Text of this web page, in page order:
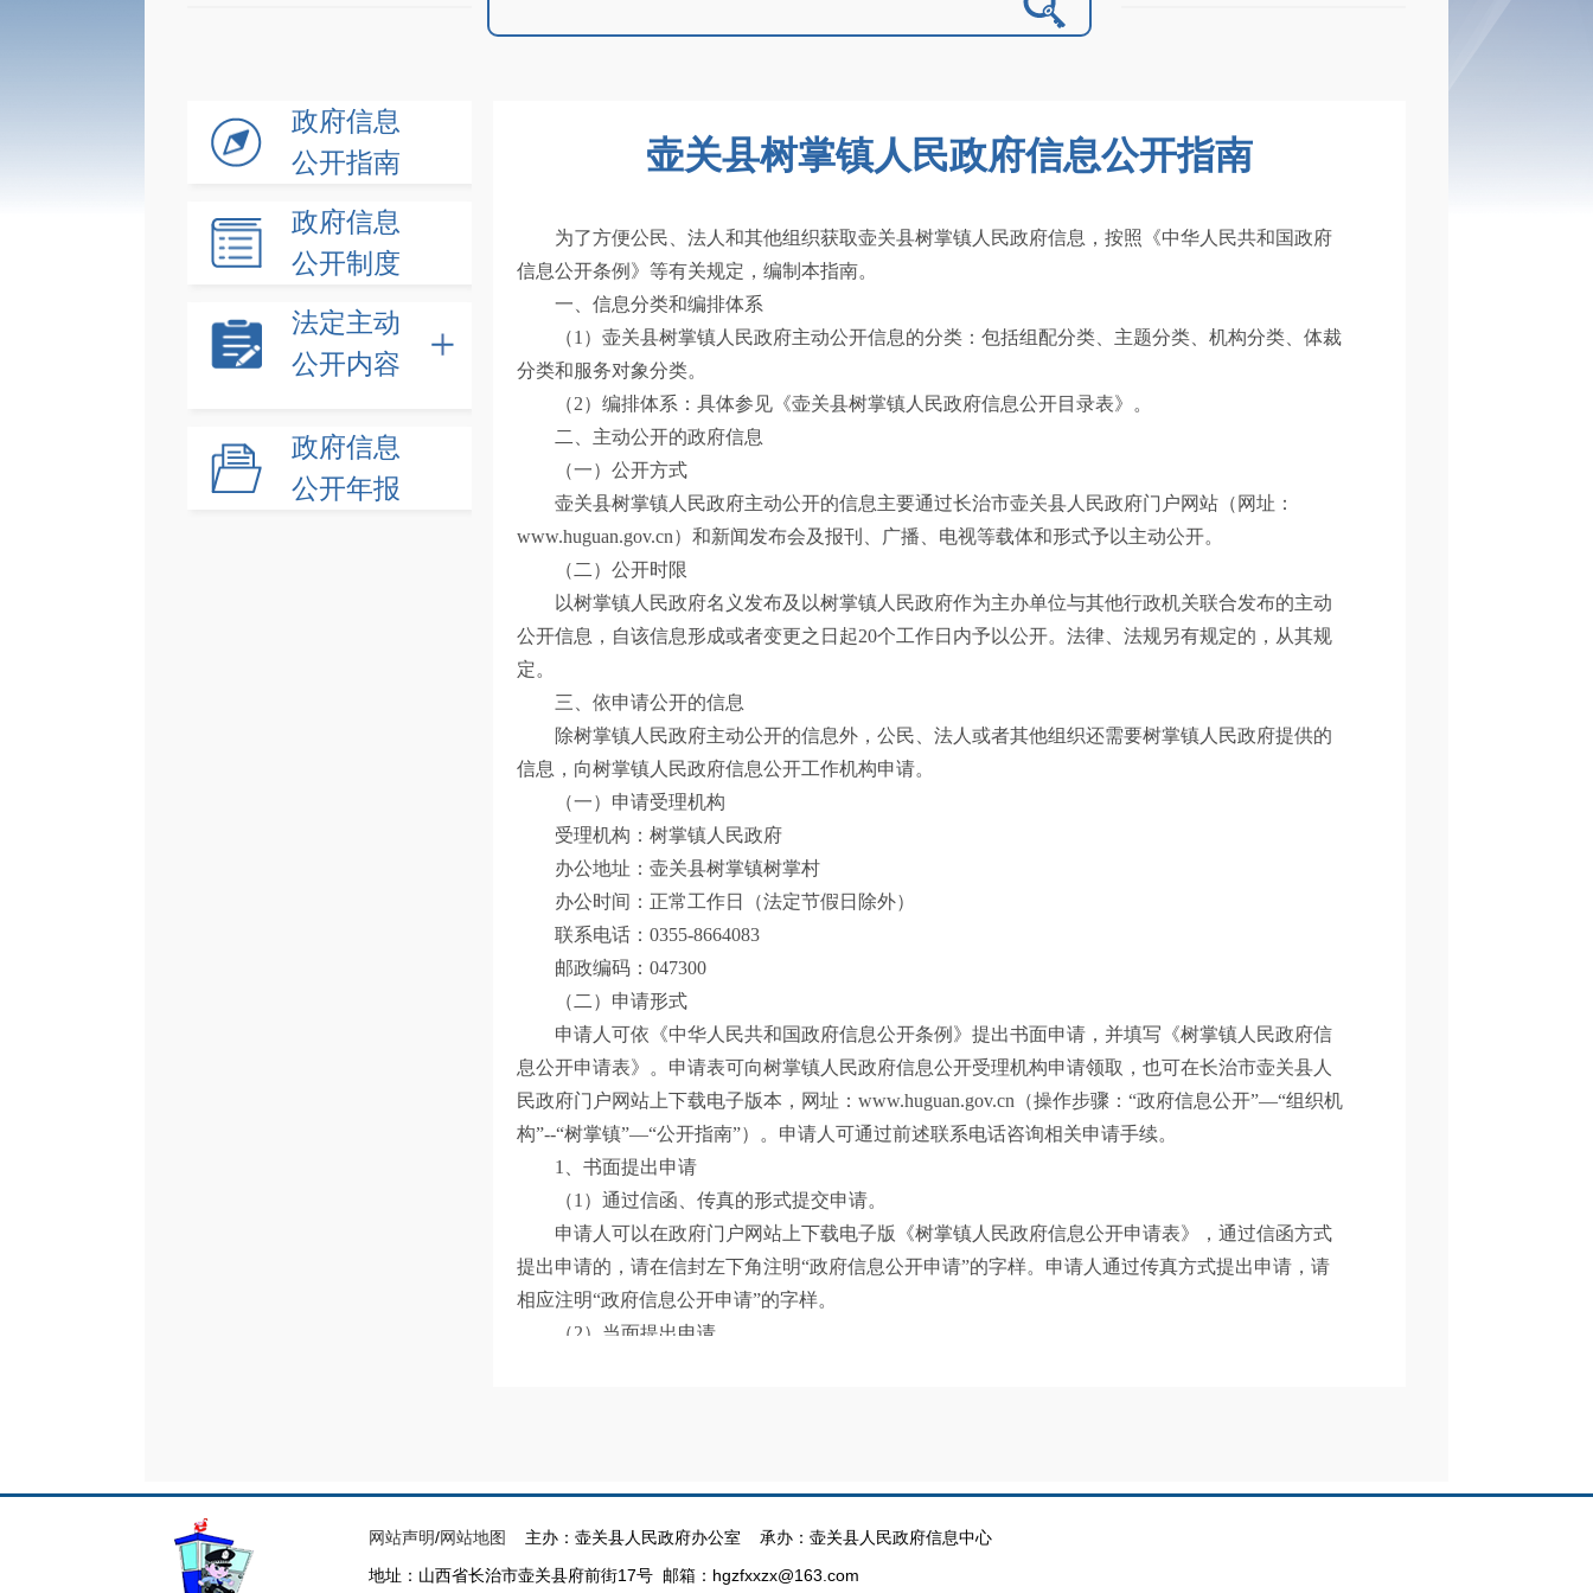
政府信息
公开指南
政府信息
公开制度
法定主动
公开内容
政府信息
公开年报
壶关县树掌镇人民政府信息公开指南
为了方便公民、法人和其他组织获取壶关县树掌镇人民政府信息，按照《中华人民共和国政府
信息公开条例》等有关规定，编制本指南。
一、信息分类和编排体系
（1）壶关县树掌镇人民政府主动公开信息的分类：包括组配分类、主题分类、机构分类、体裁
分类和服务对象分类。
（2）编排体系：具体参见《壶关县树掌镇人民政府信息公开目录表》。
二、主动公开的政府信息
（一）公开方式
壶关县树掌镇人民政府主动公开的信息主要通过长治市壶关县人民政府门户网站（网址：
www.huguan.gov.cn）和新闻发布会及报刊、广播、电视等载体和形式予以主动公开。
（二）公开时限
以树掌镇人民政府名义发布及以树掌镇人民政府作为主办单位与其他行政机关联合发布的主动
公开信息，自该信息形成或者变更之日起20个工作日内予以公开。法律、法规另有规定的，从其规
定。
三、依申请公开的信息
除树掌镇人民政府主动公开的信息外，公民、法人或者其他组织还需要树掌镇人民政府提供的
信息，向树掌镇人民政府信息公开工作机构申请。
（一）申请受理机构
受理机构：树掌镇人民政府
办公地址：壶关县树掌镇树掌村
办公时间：正常工作日（法定节假日除外）
联系电话：0355-8664083
邮政编码：047300
（二）申请形式
申请人可依《中华人民共和国政府信息公开条例》提出书面申请，并填写《树掌镇人民政府信
息公开申请表》。申请表可向树掌镇人民政府信息公开受理机构申请领取，也可在长治市壶关县人
民政府门户网站上下载电子版本，网址：www.huguan.gov.cn（操作步骤：“政府信息公开”—“组织机
构”--“树掌镇”—“公开指南”）。申请人可通过前述联系电话咨询相关申请手续。
1、书面提出申请
（1）通过信函、传真的形式提交申请。
申请人可以在政府门户网站上下载电子版《树掌镇人民政府信息公开申请表》，通过信函方式
提出申请的，请在信封左下角注明“政府信息公开申请”的字样。申请人通过传真方式提出申请，请
相应注明“政府信息公开申请”的字样。
（2）当面提出申请
人民政府信息公开工作机构工作人员代为填写《树掌镇人民政府信息公开申请表》，经申请人认可
后生效。
（三）申请的要求
网站声明/网站地图
主办：壶关县人民政府办公室 承办：壶关县人民政府信息中心
地址：山西省长治市壶关县府前街17号 邮箱：hgzfxxzx@163.com